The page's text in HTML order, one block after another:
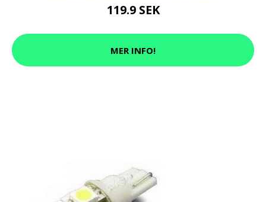
119.9 SEK
MER INFO!